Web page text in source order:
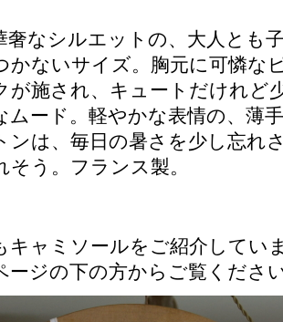
奢なシルエットの、大人とも
かないサイズ。胸元に可憐な
が施され、キュートだけれど
ムード。軽やかな表情の、薄
ンは、毎日の暑さを少し忘れ
そう。フランス製。
キャミソールをご紹介してい
ージの下の方からご覧くださ